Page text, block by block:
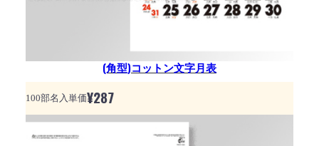
(角型)コットン文字月表
100部名入単価¥287